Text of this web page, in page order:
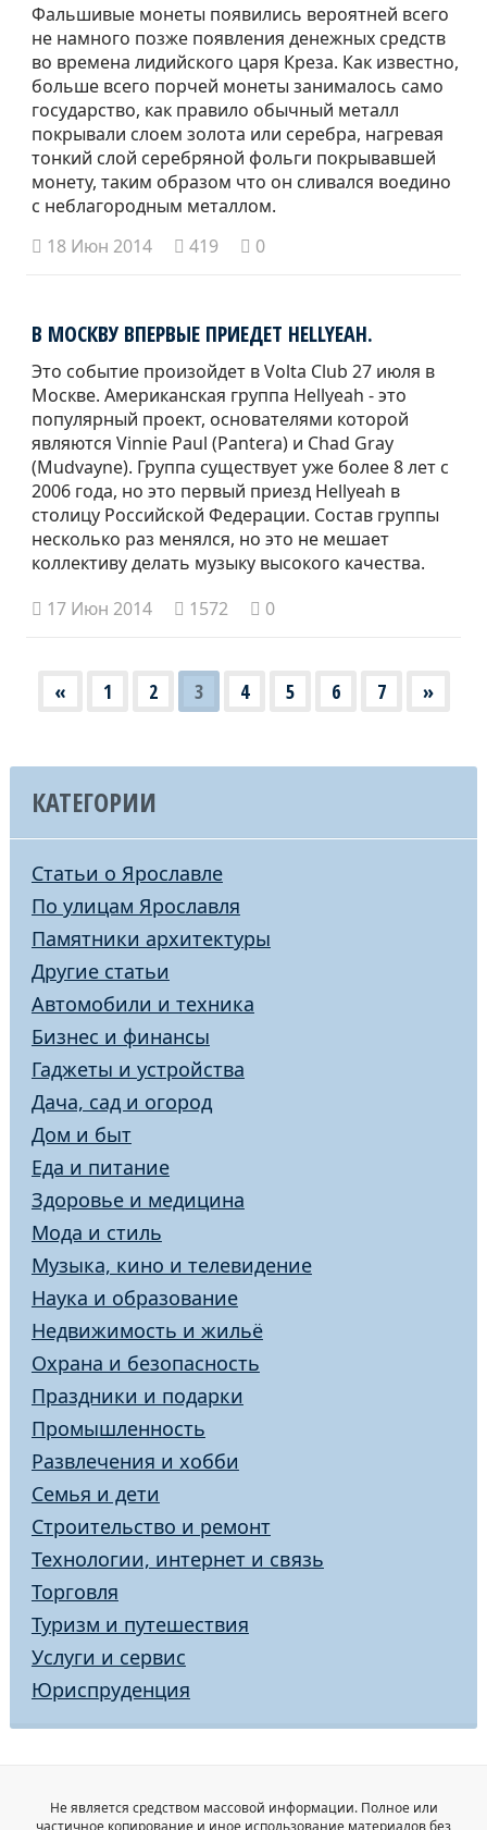
Фальшивые монеты появились вероятней всего
не намного позже появления денежных средств
во времена лидийского царя Креза. Как известно,
больше всего порчей монеты занималось само
государство, как правило обычный металл
покрывали слоем золота или серебра, нагревая
тонкий слой серебряной фольги покрывавшей
монету, таким образом что он сливался воедино
с неблагородным металлом.
18 Июн 2014
419 0
В МОСКВУ ВПЕРВЫЕ ПРИЕДЕТ HELLYEAH.
Это событие произойдет в Volta Club 27 июля в
Москве. Американская группа Hellyeah - это
популярный проект, основателями которой
являются Vinnie Paul (Pantera) и Chad Gray
(Mudvayne). Группа существует уже более 8 лет с
2006 года, но это первый приезд Hellyeah в
столицу Российской Федерации. Состав группы
несколько раз менялся, но это не мешает
коллективу делать музыку высокого качества.
17 Июн 2014
1572 0
« 1 2 3 4 5 6 7 »
КАТЕГОРИИ
Статьи о Ярославле
По улицам Ярославля
Памятники архитектуры
Другие статьи
Автомобили и техника
Бизнес и финансы
Гаджеты и устройства
Дача, сад и огород
Дом и быт
Еда и питание
Здоровье и медицина
Мода и стиль
Музыка, кино и телевидение
Наука и образование
Недвижимость и жильё
Охрана и безопасность
Праздники и подарки
Промышленность
Развлечения и хобби
Семья и дети
Строительство и ремонт
Технологии, интернет и связь
Торговля
Туризм и путешествия
Услуги и сервис
Юриспруденция
Не является средством массовой информации. Полное или
частичное копирование и иное использование материалов без